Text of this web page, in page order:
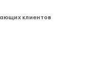
клиентов